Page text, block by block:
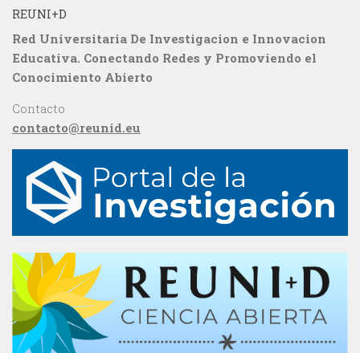
REUNI+D
Red Universitaria De Investigacion e Innovacion
Educativa. Conectando Redes y Promoviendo el
Conocimiento Abierto
Contacto
contacto@reunid.eu